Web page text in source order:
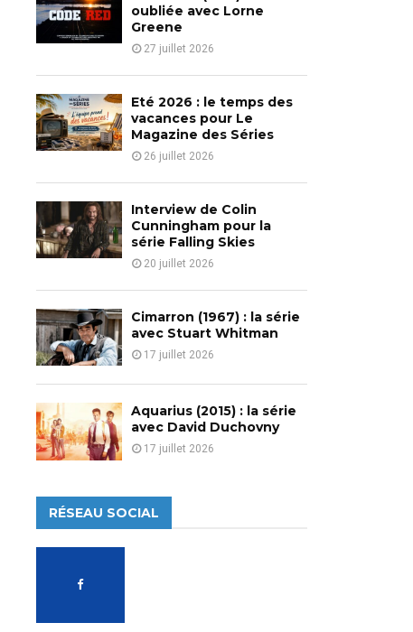
o
r
:
H
oubliée avec Lorne
Greene
27 juillet 2026
Eté 2026 : le temps des
vacances pour Le
Magazine des Séries
26 juillet 2026
Interview de Colin
Cunningham pour la
série Falling Skies
20 juillet 2026
Cimarron (1967) : la série
avec Stuart Whitman
17 juillet 2026
Aquarius (2015) : la série
avec David Duchovny
17 juillet 2026
RÉSEAU SOCIAL